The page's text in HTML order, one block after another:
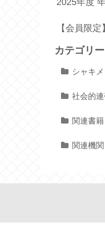
【会員限
カテゴリー
シャキ
社会的
関連書
関連機